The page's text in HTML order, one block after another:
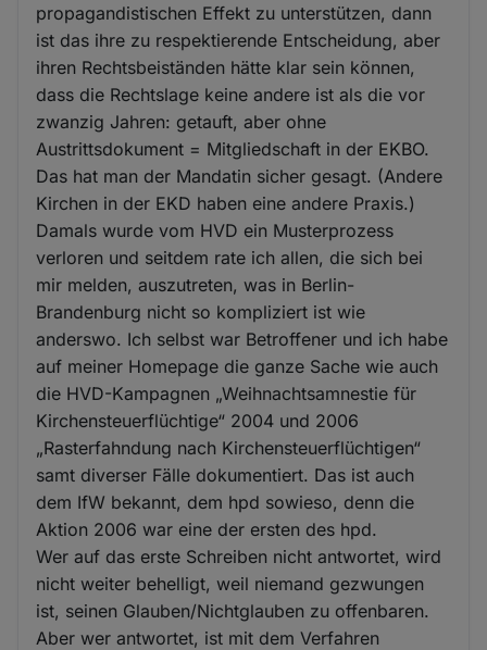
propagandistischen Effekt zu unterstützen, dann
ist das ihre zu respektierende Entscheidung, aber
ihren Rechtsbeiständen hätte klar sein können,
dass die Rechtslage keine andere ist als die vor
zwanzig Jahren: getauft, aber ohne
Austrittsdokument = Mitgliedschaft in der EKBO.
Das hat man der Mandatin sicher gesagt. (Andere
Kirchen in der EKD haben eine andere Praxis.)
Damals wurde vom HVD ein Musterprozess
verloren und seitdem rate ich allen, die sich bei
mir melden, auszutreten, was in Berlin-
Brandenburg nicht so kompliziert ist wie
anderswo. Ich selbst war Betroffener und ich habe
auf meiner Homepage die ganze Sache wie auch
die HVD-Kampagnen „Weihnachtsamnestie für
Kirchensteuerflüchtige“ 2004 und 2006
„Rasterfahndung nach Kirchensteuerflüchtigen“
samt diverser Fälle dokumentiert. Das ist auch
dem IfW bekannt, dem hpd sowieso, denn die
Aktion 2006 war eine der ersten des hpd.
Wer auf das erste Schreiben nicht antwortet, wird
nicht weiter behelligt, weil niemand gezwungen
ist, seinen Glauben/Nichtglauben zu offenbaren.
Aber wer antwortet, ist mit dem Verfahren